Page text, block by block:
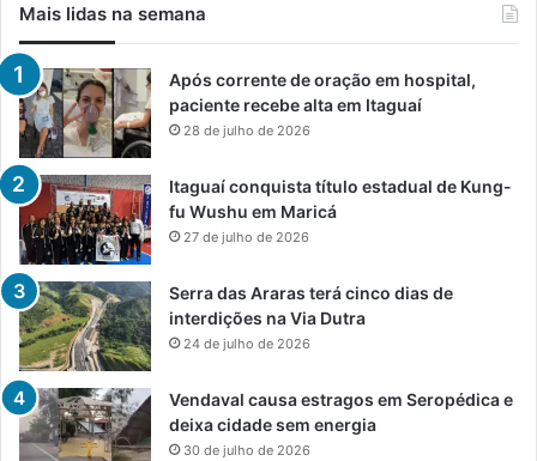
Mais lidas na semana
Após corrente de oração em hospital,
paciente recebe alta em Itaguaí
28 de julho de 2026
Itaguaí conquista título estadual de Kung-
fu Wushu em Maricá
27 de julho de 2026
Serra das Araras terá cinco dias de
interdições na Via Dutra
24 de julho de 2026
Vendaval causa estragos em Seropédica e
deixa cidade sem energia
30 de julho de 2026